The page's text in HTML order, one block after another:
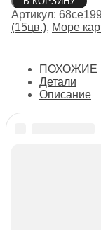
товара
Море
волны
Артикул:
(15цв.), Море
ПОХОЖИЕ
Детали
Описание